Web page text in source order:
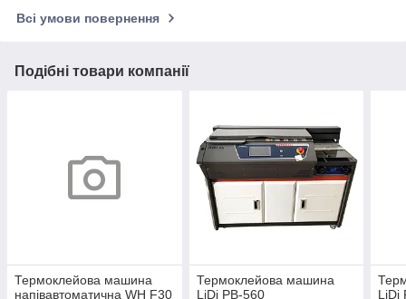
Всі умови повернення
Подібні товари компанії
Термоклейова машина
напівавтоматична WH F30
Термоклейова машина
LiDi PB-560
LiDi